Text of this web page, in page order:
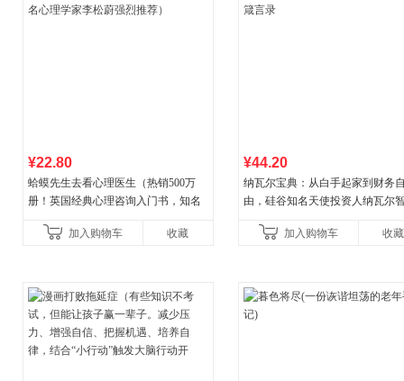
¥22.80
蛤蟆先生去看心理医生（热销500万
册！英国经典心理咨询入门书，知名
加入购物车
收藏
¥44.20
纳瓦尔宝典：从白手起家到财务
由，硅谷知名天使投资人纳瓦尔
加入购物车
收藏